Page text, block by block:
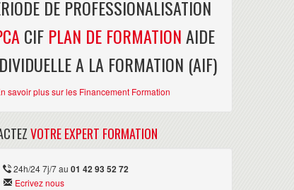
DE PROFESSIONALISATION
CIF PLAN DE FORMATIONAIDE
A LA FORMATION (AIF)
savoir plus sur les Financement Formation
VOTRE EXPERT FORMATION
24h/24 7j/7 au 01 42 93 52 72
Ecrivez nous